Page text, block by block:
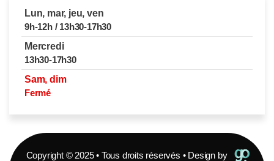
Lun, mar, jeu, ven
9h-12h / 13h30-17h30
Mercredi
13h30-17h30
Sam, dim
Fermé
Copyright © 2025 • Tous droits réservés • Design by